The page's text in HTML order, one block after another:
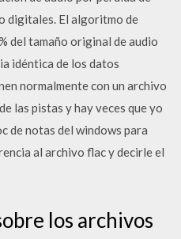
digitales. El algoritmo de
del tamaño original de audio
idéntica de los datos
normalmente con un archivo
las pistas y hay veces que yo
de notas del windows para
al archivo flac y decirle el
los archivos